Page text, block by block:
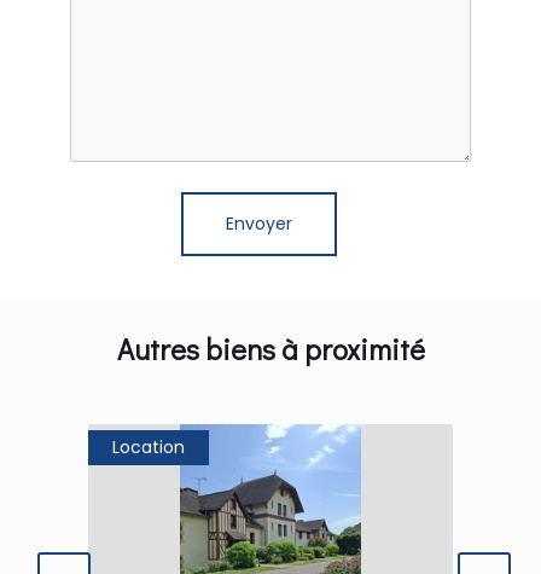
Autres biens à proximité
Location